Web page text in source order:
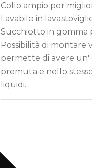
Collo ampio per
Lavabile in
Succhiotto in gomma
Possibilità di montare
permette di avere
premuta e nello
liquidi.